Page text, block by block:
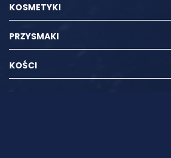
KOSMETYKI
PRZYSMAKI
KOŚCI